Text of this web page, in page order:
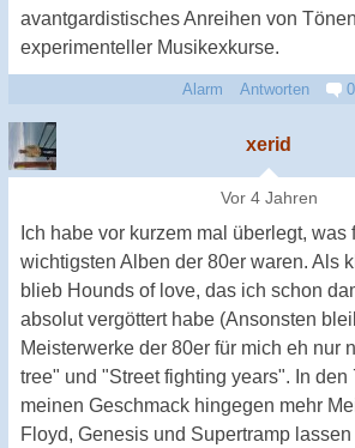
avantgardistisches Anreihen von
experimenteller Musikexkurse.
Alarm Antworten 0
xerid
Vor 4 Jahren
Ich habe vor kurzem mal überlegt, was
wichtigsten Alben der 80er waren. Als
blieb Hounds of love, das ich schon
absolut vergöttert habe (Ansonsten
Meisterwerke der 80er für mich eh nur
tree" und "Street fighting years". In den
meinen Geschmack hingegen mehr
Floyd, Genesis und Supertramp